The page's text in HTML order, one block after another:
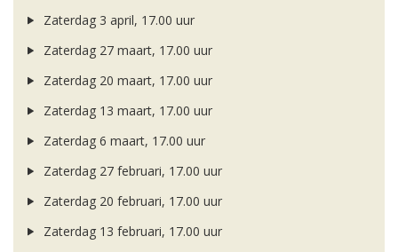
Zaterdag 3 april, 17.00 uur
Zaterdag 27 maart, 17.00 uur
Zaterdag 20 maart, 17.00 uur
Zaterdag 13 maart, 17.00 uur
Zaterdag 6 maart, 17.00 uur
Zaterdag 27 februari, 17.00 uur
Zaterdag 20 februari, 17.00 uur
Zaterdag 13 februari, 17.00 uur